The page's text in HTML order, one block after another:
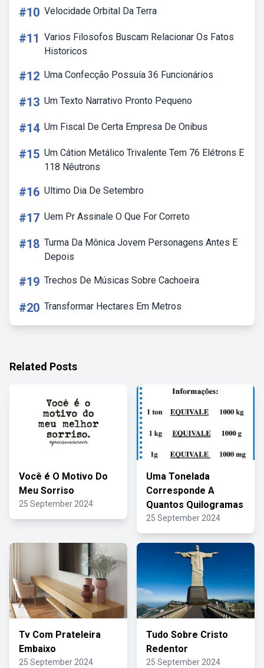
#10 Velocidade Orbital Da Terra
#11 Varios Filosofos Buscam Relacionar Os Fatos
Historicos
#12 Uma Confecção Possuía 36 Funcionários
#13 Um Texto Narrativo Pronto Pequeno
#14 Um Fiscal De Certa Empresa De Onibus
#15 Um Cátion Metálico Trivalente Tem 76 Elétrons E
118 Nêutrons
#16 Ultimo Dia De Setembro
#17 Uem Pr Assinale O Que For Correto
#18 Turma Da Mônica Jovem Personagens Antes E
Depois
#19 Trechos De Músicas Sobre Cachoeira
#20 Transformar Hectares Em Metros
Related Posts
Você é O Motivo Do
Meu Sorriso
25 September 2024
Uma Tonelada
Corresponde A
Quantos Quilogramas
25 September 2024
Tv Com Prateleira
Embaixo
25 September 2024
Tudo Sobre Cristo
Redentor
25 September 2024